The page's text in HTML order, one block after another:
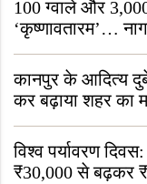
100 ग्वाले और
‘कृष्णावतारम’…
“ऐसा तो सिर्फ़
कानपुर के आदित्य
कर बढ़ाया शहर का
विश्व पर्यावरण
₹30,000 से बढ़कर